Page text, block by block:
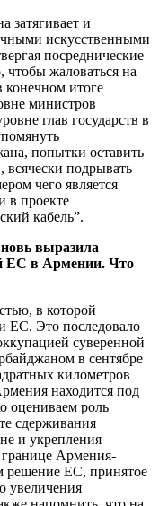
затягивает и
искусственными
посреднические
жаловаться на
итоге
министров
глав государств в
попытки оставить
подрывать
чего является
в проекте
кабель”.
выразила
ЕС в Армении. Что
в которой
ЕС. Это последовало
суверенной
в сентябре
километров
находится под
оцениваем роль
сдерживания
и укрепления
границе Армения-
решение ЕС, принятое
увеличения